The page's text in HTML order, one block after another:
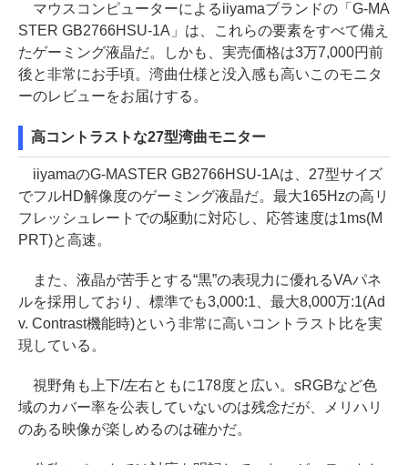
マウスコンピューターによるiiyamaブランドの「G-MA
STER GB2766HSU-1A」は、これらの要素をすべて備え
たゲーミング液晶だ。しかも、実売価格は3万7,000円前
後と非常にお手頃。湾曲仕様と没入感も高いこのモニタ
ーのレビューをお届けする。
高コントラストな27型湾曲モニター
iiyamaのG-MASTER GB2766HSU-1Aは、27型サイズ
でフルHD解像度のゲーミング液晶だ。最大165Hzの高リ
フレッシュレートでの駆動に対応し、応答速度は1ms(M
PRT)と高速。
また、液晶が苦手とする“黒”の表現力に優れるVAパネ
ルを採用しており、標準でも3,000:1、最大8,000万:1(Ad
v. Contrast機能時)という非常に高いコントラスト比を実
現している。
視野角も上下/左右ともに178度と広い。sRGBなど色
域のカバー率を公表していないのは残念だが、メリハリ
のある映像が楽しめるのは確かだ。